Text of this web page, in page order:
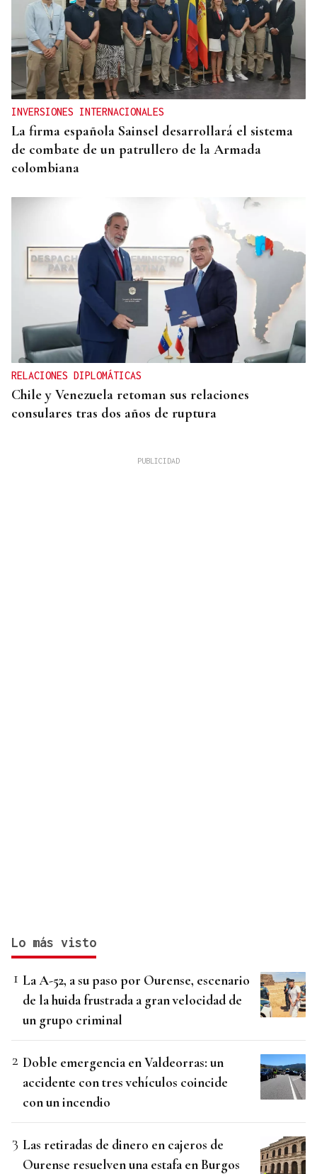
INVERSIONES INTERNACIONALES
La firma española Sainsel desarrollará el sistema
de combate de un patrullero de la Armada
colombiana
RELACIONES DIPLOMÁTICAS
Chile y Venezuela retoman sus relaciones
consulares tras dos años de ruptura
Lo más visto
La A-52, a su paso por Ourense, escenario
de la huida frustrada a gran velocidad de
un grupo criminal
Doble emergencia en Valdeorras: un
accidente con tres vehículos coincide
con un incendio
Las retiradas de dinero en cajeros de
Ourense resuelven una estafa en Burgos